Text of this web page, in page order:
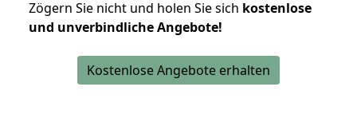
Zögern Sie nicht und holen Sie sich kostenlose
und unverbindliche Angebote!
Kostenlose Angebote erhalten